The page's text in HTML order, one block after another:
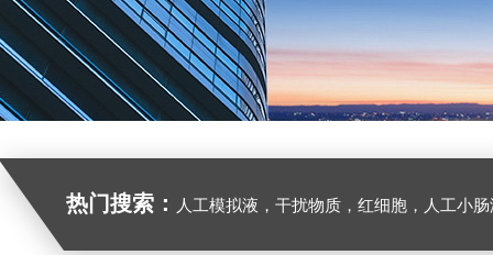
热门搜索： 人工模拟液，干扰物质，红细胞，人工小